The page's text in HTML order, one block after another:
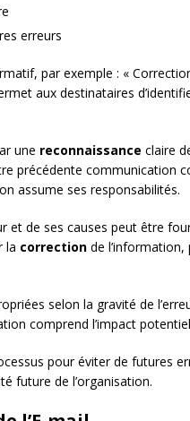
erreurs
par exemple : «
aux destinataires
une reconnaissance claire
précédente communication
assume ses responsabilités.
et de ses causes peut être
la correction de
selon la gravité de
comprend l’impact
pour éviter de futures
future de l’organisation.